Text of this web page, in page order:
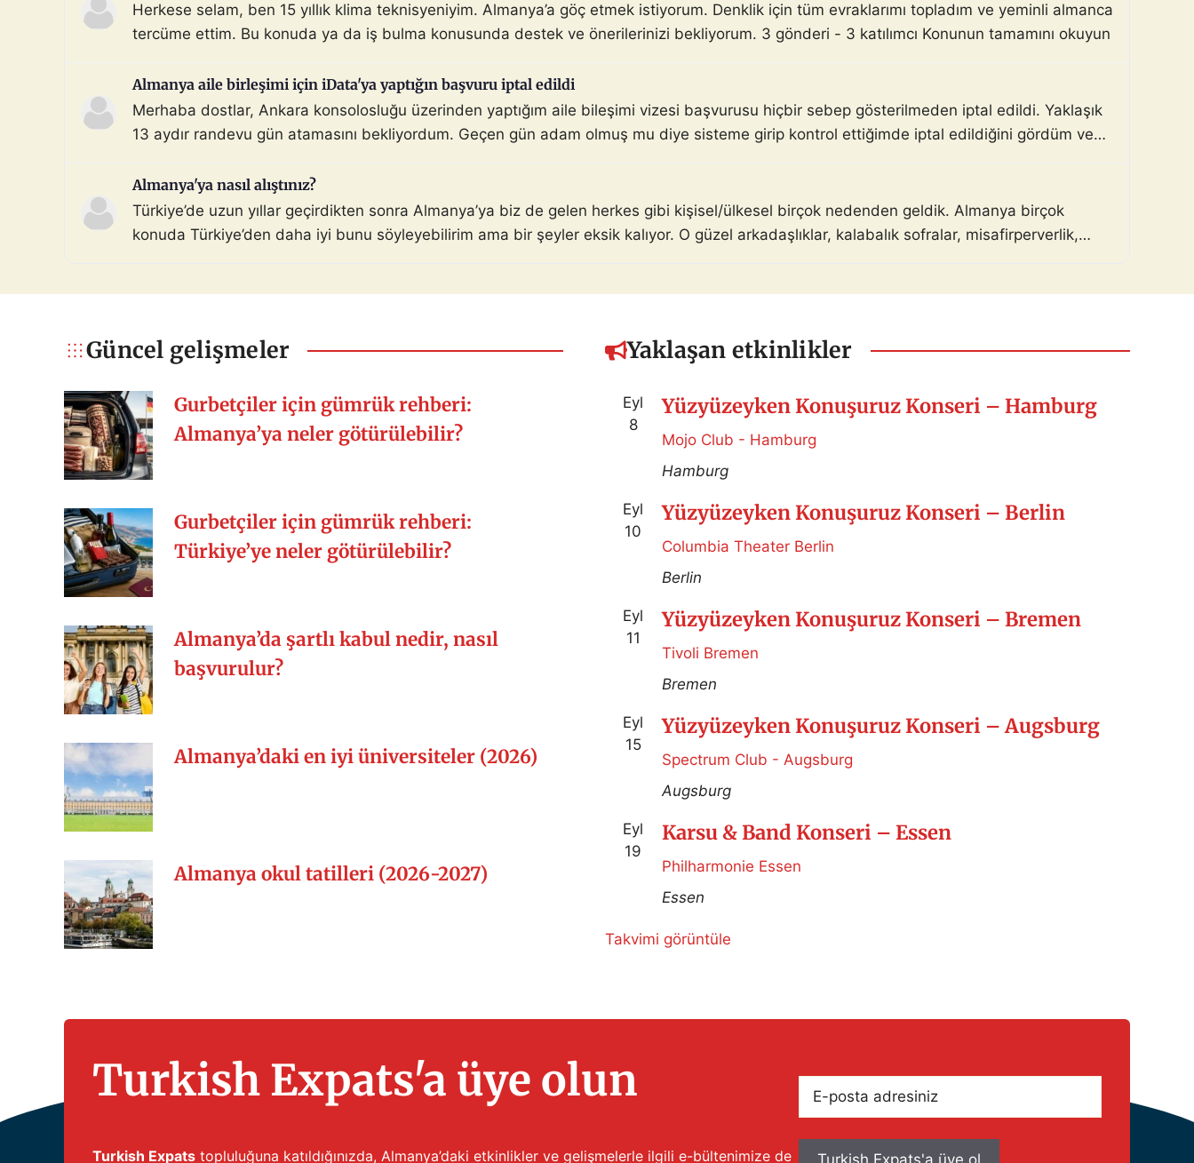
Herkese selam, ben 15 yıllık klima teknisyeniyim. Almanya’a göç etmek istiyorum. Denklik için tüm evraklarımı topladım ve yeminli almanca
tercüme ettim. Bu konuda ya da iş bulma konusunda destek ve önerilerinizi bekliyorum. 3 gönderi - 3 katılımcı Konunun tamamını okuyun
Almanya aile birleşimi için iData'ya yaptığın başvuru iptal edildi
Merhaba dostlar, Ankara konsolosluğu üzerinden yaptığım aile bileşimi vizesi başvurusu hiçbir sebep gösterilmeden iptal edildi. Yaklaşık
13 aydır randevu gün atamasını bekliyordum. Geçen gün adam olmuş mu diye sisteme girip kontrol ettiğimde iptal edildiğini gördüm ve
Almanya'ya nasıl alıştınız?
Türkiye’de uzun yıllar geçirdikten sonra Almanya’ya biz de gelen herkes gibi kişisel/ülkesel birçok nedenden geldik. Almanya birçok
konuda Türkiye’den daha iyi bunu söyleyebilirim ama bir şeyler eksik kalıyor. O güzel arkadaşlıklar, kalabalık sofralar, misafirperverlik,
Güncel gelişmeler
Gurbetçiler için gümrük rehberi:
Almanya’ya neler götürülebilir?
Gurbetçiler için gümrük rehberi:
Türkiye’ye neler götürülebilir?
Almanya’da şartlı kabul nedir, nasıl
başvurulur?
Almanya’daki en iyi üniversiteler (2026)
Almanya okul tatilleri (2026-2027)
Yaklaşan etkinlikler
Eyl
8
Yüzyüzeyken Konuşuruz Konseri – Hamburg
Mojo Club - Hamburg
Hamburg
Eyl
10
Yüzyüzeyken Konuşuruz Konseri – Berlin
Columbia Theater Berlin
Berlin
Eyl
11
Yüzyüzeyken Konuşuruz Konseri – Bremen
Tivoli Bremen
Bremen
Eyl
15
Yüzyüzeyken Konuşuruz Konseri – Augsburg
Spectrum Club - Augsburg
Augsburg
Eyl
19
Karsu & Band Konseri – Essen
Philharmonie Essen
Essen
Takvimi görüntüle
Turkish Expats'a üye olun
Turkish Expats topluluğuna katıldığınızda, Almanya’daki etkinlikler ve gelişmelerle ilgili e-bültenimize de
posta
adresiniz